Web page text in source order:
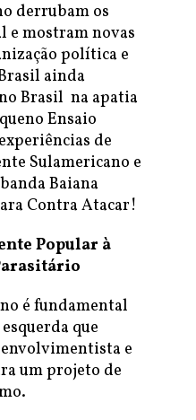
derrubam os
e mostram novas
política e
ainda
Brasil na apatia
Ensaio
de
Sulamericano e
Baiana
Contra Atacar!
Popular à
é fundamental
que
e
um projeto de